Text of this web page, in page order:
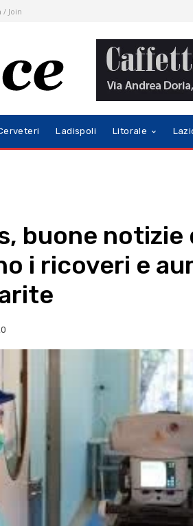
/ Join
Ladispoli Litorale
buone notizie
i ricoveri e